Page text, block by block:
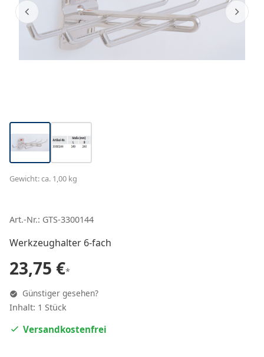
Gewicht: ca. 1,00 kg
Art.-Nr.: GTS-3300144
Werkzeughalter 6-fach
23,75 €*
Günstiger gesehen?
Inhalt: 1 Stück
Versandkostenfrei